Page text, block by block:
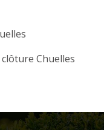
Chuelles